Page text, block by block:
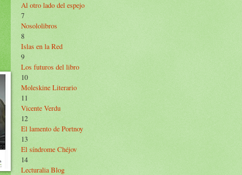
Al otro lado del espejo
7
Nosololibros
8
Islas en la Red
9
Los futuros del libro
10
Moleskine Literario
11
Vicente Verdu
12
El lamento de Portnoy
13
El síndrome Chéjov
14
Lecturalia Blog